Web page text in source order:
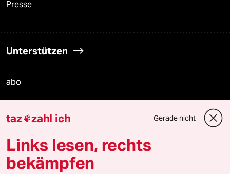
Presse
Unterstützen
abo
recherchefonds ausland
taz zahl ich Gerade nicht
Links lesen, rechts
bekämpfen